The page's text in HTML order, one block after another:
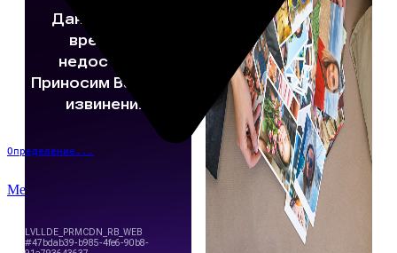
Определение...
Меню